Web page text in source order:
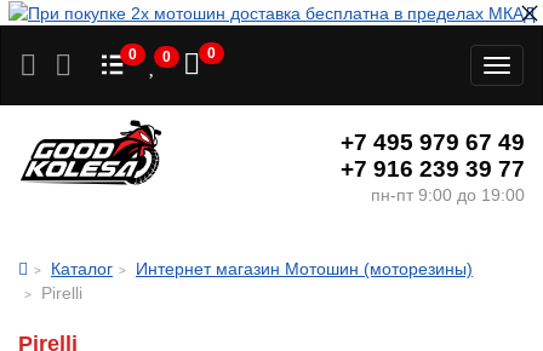
0 0 0
+7 495 979 67 49
+7 916 239 39 77
пн-пт 9:00 до 19:00
Каталог
Интернет магазин Мотошин (моторезины)
Pirelli
Pirelli